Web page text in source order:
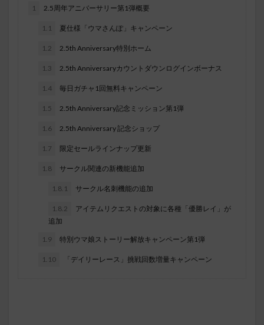
1 2.5周年アニバーサリー第1弾概要
1.1 夏仕様「ウマさんぽ」キャンペーン
1.2 2.5th Anniversary特別ホーム
1.3 2.5th Anniversaryカウントダウンログインボーナス
1.4 毎日ガチャ1回無料キャンペーン
1.5 2.5th Anniversary記念ミッション第1弾
1.6 2.5th Anniversary 記念ショップ
1.7 限定セールラインナップ更新
1.8 サークル関連の新機能追加
1.8.1 サークル名刺機能の追加
1.8.2
アイテムリクエストの対象に各種「優勝レイ」が
追加
1.9 特別ウマ娘ストーリー解放キャンペーン第1弾
1.10 「デイリーレース」挑戦回数増量キャンペーン